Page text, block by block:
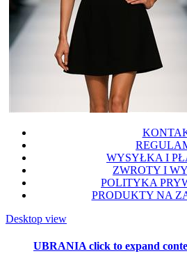
WYSYŁKA I
ZWROTY I
POLITYKA
PRODUKTY NA
Desktop view
UBRANIAclick to expand